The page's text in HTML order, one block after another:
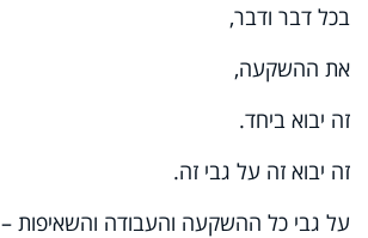
בכל דבר ודבר,
את ההשקעה,
זה יבוא ביחד.
זה יבוא זה על גבי זה.
על גבי כל ההשקעה והעבודה והשאיפות –